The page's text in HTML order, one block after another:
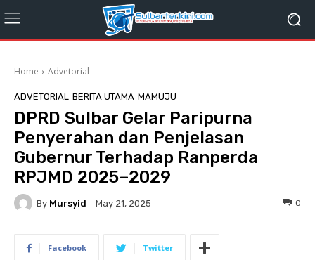
Home Advetorial
ADVETORIAL BERITA UTAMA MAMUJU
DPRD Sulbar Gelar Paripurna
Penyerahan dan Penjelasan
Gubernur Terhadap Ranperda
RPJMD 2025–2029
By Mursyid May 21, 2025 0
Facebook Twitter